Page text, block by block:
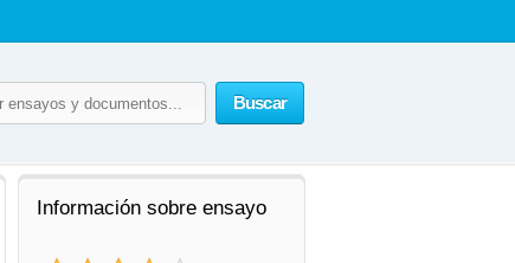
Buscar
Información sobre ensayo